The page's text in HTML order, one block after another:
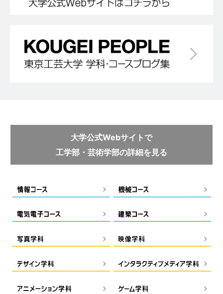
大学公式Webサイトで
工学部・芸術学部の詳細を見る